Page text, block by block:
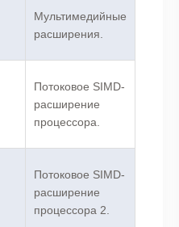
Мультимедийные
расширения.
Потоковое SIMD-
расширение
процессора.
Потоковое SIMD-
расширение
процессора 2.